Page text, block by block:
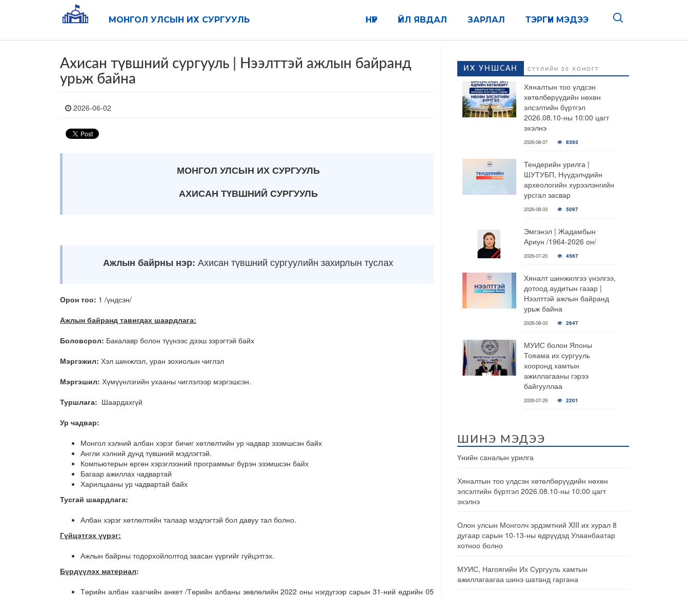
МОНГОЛ УЛСЫН ИХ СУРГУУЛЬ ТЭРГҮҮН МЭДЭЭ
ЗАРЛАЛ
ҮЙЛ ЯВДАЛ
НҮҮР
Ахисан түвшний сургууль | Нээлттэй ажлын байранд
урьж байна
2026-06-02
МОНГОЛ УЛСЫН ИХ СУРГУУЛЬ
АХИСАН ТҮВШНИЙ СУРГУУЛЬ
Ажлын байрны нэр: Ахисан түвшний сургуулийн захирлын туслах
Орон тоо: 1 /үндсэн/
Ажлын байранд тавигдах шаардлага:
Боловсрол: Бакалавр болон түүнээс дээш зэрэгтэй байх
Мэргэжил: Хэл шинжлэл, уран зохиолын чиглэл
Мэргэшил: Хүмүүнлэгийн ухааны чиглэлээр мэргэшсэн.
Туршлага: Шаардахгүй
Ур чадвар:
Монгол хэлний албан хэрэг бичиг хөтлөлтийн ур чадвар эзэмшсэн байх
Англи хэлний дунд түвшний мэдлэгтэй.
Компьютерын өргөн хэрэглээний программыг бүрэн эзэмшсэн байх
Багаар ажиллах чадвартай
Харилцааны ур чадвартай байх
Тусгай шаардлага:
Албан хэрэг хөтлөлтийн талаар мэдлэгтэй бол давуу тал болно.
Гүйцэтгэх үүрэг:
Ажлын байрны тодорхойлолтод заасан үүргийг гүйцэтгэх.
Бүрдүүлэх материал:
Төрийн албан хаагчийн анкет /Төрийн албаны зөвлөлийн 2022 оны нэгдүгээр сарын 31-ний өдрийн 05
ИХ УНШСАН СҮҮЛИЙН 30 ХОНОГТ
Хяналтын тоо үлдсэн
хөтөлбөрүүдийн нөхөн
элсэлтийн бүртгэл
2026.08.10-ны 10:00 цагт
эхэлнэ
2026-08-07 8393
Тендерийн урилга |
ШУТУБП, Нүүдэлчдийн
археологийн хүрээлэнгийн
урсгал засвар
2026-08-03 5097
Эмгэнэл | Жадамбын
Ариун /1964-2026 он/
2026-07-20 4567
Хяналт шинжилгээ үнэлгээ,
дотоод аудитын газар |
Нээлттэй ажлын байранд
урьж байна
2026-08-03 2647
МУИС болон Японы
Тояама их сургууль
хооронд хамтын
ажиллагааны гэрээ
байгууллаа
2026-07-29 2201
ШИНЭ МЭДЭЭ
Үнийн саналын урилга
Хяналтын тоо үлдсэн хөтөлбөрүүдийн нөхөн
элсэлтийн бүртгэл 2026.08.10-ны 10:00 цагт
эхэлнэ
Олон улсын Монголч эрдэмтний XIII их хурал 8
дугаар сарын 10-13-ны өдрүүдэд Улаанбаатар
хотноо болно
МУИС, Нагоягийн Их Сургууль хамтын
ажиллагаагаа шинэ шатанд гаргана